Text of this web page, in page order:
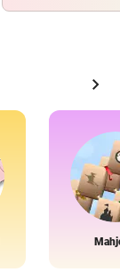
chevron_right